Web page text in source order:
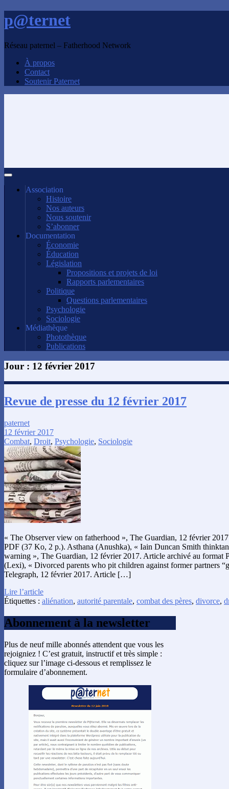
p@ternet
Réseau paternel – Fatherhood Network
À propos
Contact
Soutenir Paternet
Association
Histoire
Nos auteurs
Nous soutenir
S’abonner
Documentation
Économie
Éducation
Législation
Propositions et projets de loi
Rapports parlementaires
Politique
Questions parlementaires
Psychologie
Sociologie
Médiathèque
Photothèque
Publications
Jour : 12 février 2017
Revue de presse du 12 février 2017
paternet
12 février 2017
Combat, Droit, Psychologie, Sociologie
« The Observer view on fatherhood », The Guardian, 12 février
PDF (37 Ko, 2 p.). Asthana (Anushka), « Iain Duncan Smith
warning », The Guardian, 12 février 2017. Article archivé au format
(Lexi), « Divorced parents who pit children against former partners
Telegraph, 12 février 2017. Article […]
Lire l’article
Étiquettes : aliénation, autorité parentale, combat des pères, divorce,
Abonnement à la newsletter
Plus de neuf mille abonnés attendent que vous les
rejoigniez ! C’est gratuit, instructif et très simple :
cliquez sur l’image ci-dessous et remplissez le
formulaire d’abonnement.